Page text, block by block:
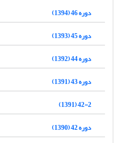
دوره 46 (1394)
دوره 45 (1393)
دوره 44 (1392)
دوره 43 (1391)
42-2 (1391)
دوره 42 (1390)